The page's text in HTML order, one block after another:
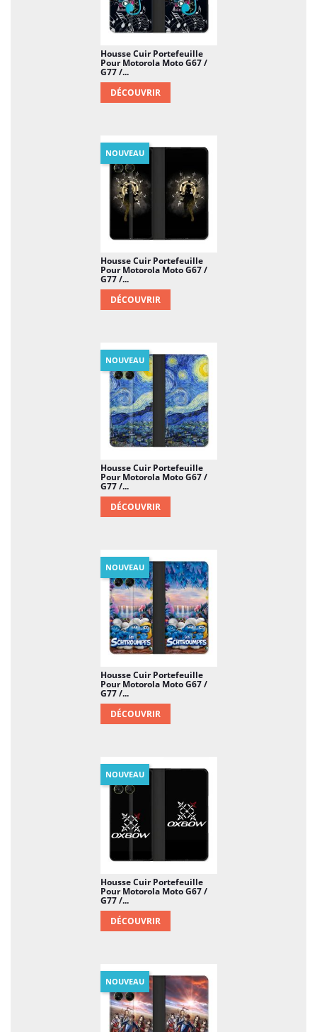
Housse Cuir Portefeuille
Pour Motorola Moto G67 /
G77 /...
DÉCOUVRIR
Housse Cuir Portefeuille
Pour Motorola Moto G67 /
G77 /...
DÉCOUVRIR
NOUVEAU
Housse Cuir Portefeuille
Pour Motorola Moto G67 /
G77 /...
DÉCOUVRIR
NOUVEAU
Housse Cuir Portefeuille
Pour Motorola Moto G67 /
G77 /...
DÉCOUVRIR
NOUVEAU
Housse Cuir Portefeuille
Pour Motorola Moto G67 /
G77 /...
DÉCOUVRIR
NOUVEAU
NOUVEAU